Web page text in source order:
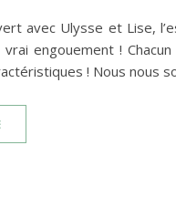
avec Ulysse et Lise,
engouement !
! Nous nous